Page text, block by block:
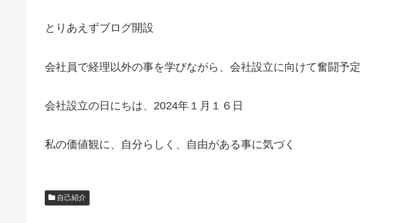
とりあえずブログ開設
会社員で経理以外の事を学びながら、会社設立に向けて奮闘予定
会社設立の日にちは、2024年１月１６日
私の価値観に、自分らしく、自由がある事に気づく
自己紹介